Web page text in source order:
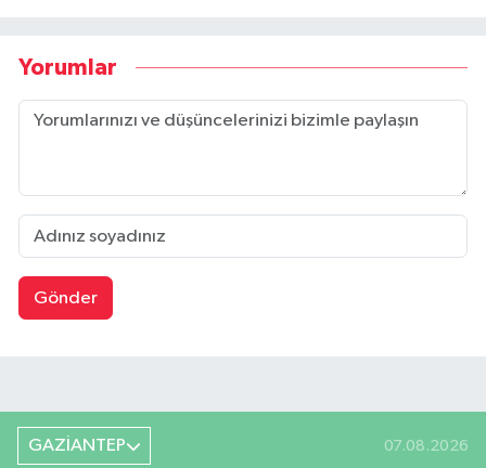
Yorumlar
Gönder
GAZİANTEP 07.08.2026